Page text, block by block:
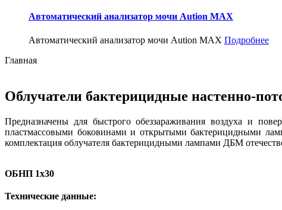
Автоматический анализатор мочи Aution MAX
Автоматический анализатор мочи Aution MAX Подробнее
Главная
Облучатели бактерицидные настенно-
Предназначены для быстрого обеззараживания воздуха и
пластмассовыми боковинами и открытыми бактерицидными
комплектация облучателя бактерицидными лампами ДБМ
ОБНП 1х30
Технические данные: